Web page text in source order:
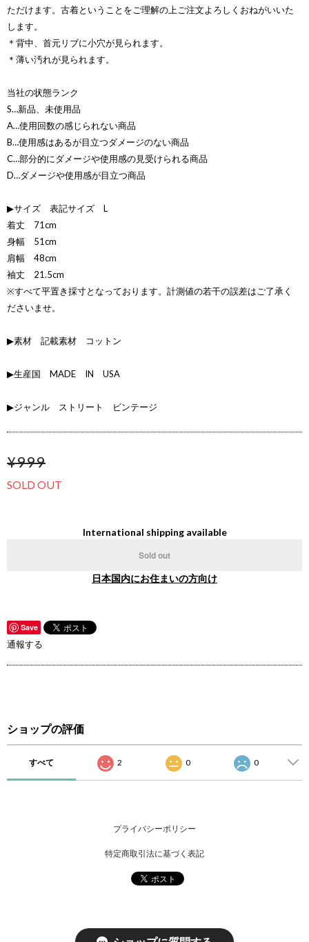
ただけます。古着ということをご理解の上ご注文よろしくおねがいいた
します。
＊背中、首元リブに小穴が見られます。
＊薄い汚れが見られます。
当社の状態ランク
S…新品、未使用品
A…使用回数の感じられない商品
B…使用感はあるが目立つダメージのない商品
C…部分的にダメージや使用感の見受けられる商品
D…ダメージや使用感が目立つ商品
▶サイズ 表記サイズ L
着丈 71cm
身幅 51cm
肩幅 48cm
袖丈 21.5cm
※すべて平置き採寸となっております。計測値の若干の誤差はご了承く
ださいませ。
▶素材 記載素材 コットン
▶生産国 MADE IN USA
▶ジャンル ストリート ビンテージ
¥999
SOLD OUT
International shipping available
Sold out
日本国内にお住まいの方向け
Save
通報する
ショップの評価
すべて 2 0 0
プライバシーポリシー
特定商取引法に基づく表記